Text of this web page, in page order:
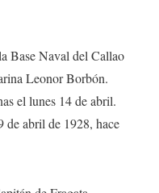
Base Naval del Callao
Leonor Borbón.
el lunes 14 de abril.
de abril de 1928, hace